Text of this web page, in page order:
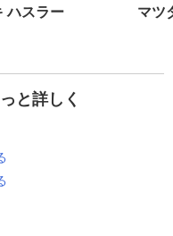
ハスラー マツ
と詳しく